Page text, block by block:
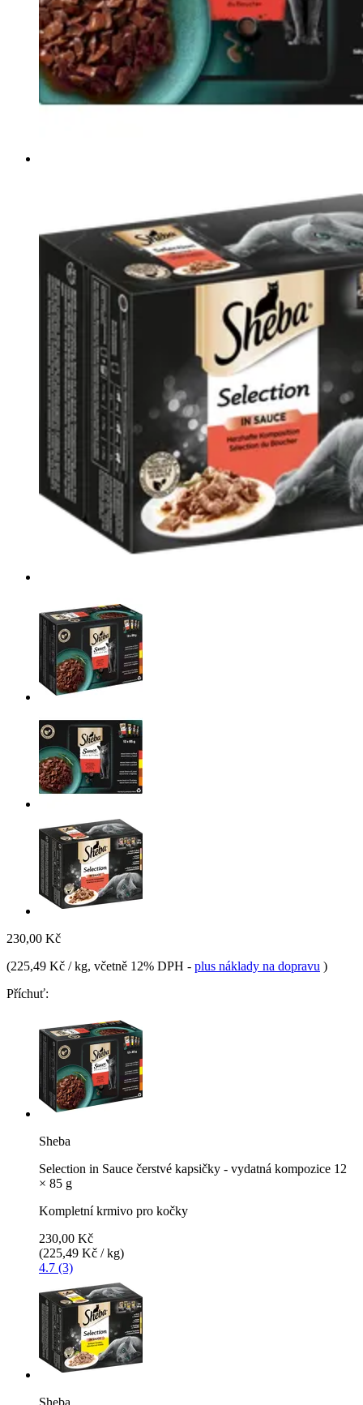
230,00 Kč
(225,49 Kč / kg, včetně 12% DPH - plus náklady na dopravu )
Příchuť:
Sheba
Selection in Sauce čerstvé kapsičky - vydatná kompozice 12
× 85 g
Kompletní krmivo pro kočky
230,00 Kč
(225,49 Kč / kg)
4.7 (3)
Sheba